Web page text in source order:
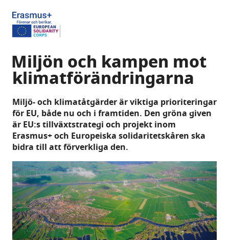
Miljön och kampen mot
klimatförändringarna
Miljö- och klimatåtgärder är viktiga prioriteringar
för EU, både nu och i framtiden. Den gröna given
är EU:s tillväxtstrategi och projekt inom
Erasmus+ och Europeiska solidaritetskåren ska
bidra till att förverkliga den.